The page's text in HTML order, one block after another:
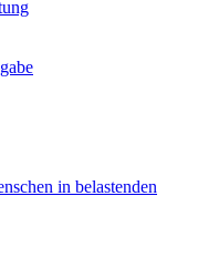
in belastenden